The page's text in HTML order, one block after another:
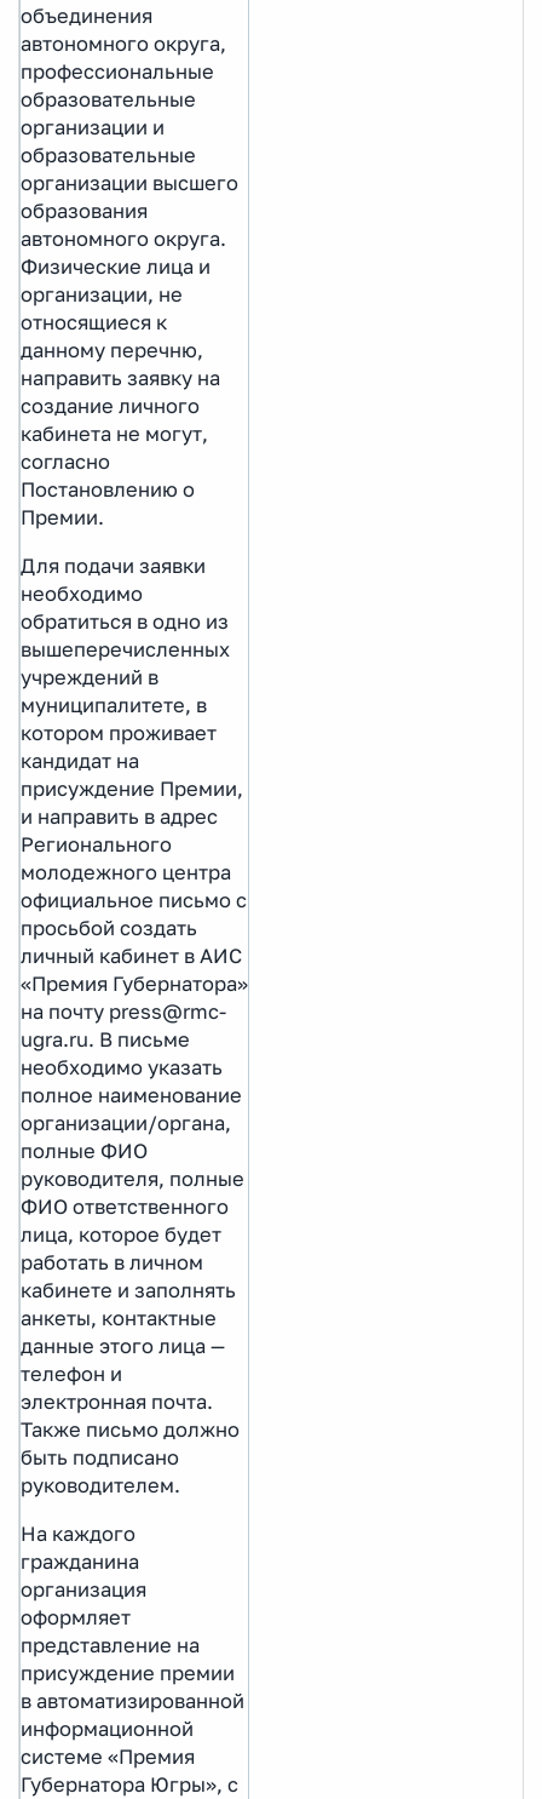
объединения
автономного округа,
профессиональные
образовательные
организации и
образовательные
организации высшего
образования
автономного округа.
Физические лица и
организации, не
относящиеся к
данному перечню,
направить заявку на
создание личного
кабинета не могут,
согласно
Постановлению о
Премии.
Для подачи заявки
необходимо
обратиться в одно из
вышеперечисленных
учреждений в
муниципалитете, в
котором проживает
кандидат на
присуждение Премии,
и направить в адрес
Регионального
молодежного центра
официальное письмо с
просьбой создать
личный кабинет в АИС
«Премия Губернатора»
на почту press@rmc-
ugra.ru. В письме
необходимо указать
полное наименование
организации/органа,
полные ФИО
руководителя, полные
ФИО ответственного
лица, которое будет
работать в личном
кабинете и заполнять
анкеты, контактные
данные этого лица —
телефон и
электронная почта.
Также письмо должно
быть подписано
руководителем.
На каждого
гражданина
организация
оформляет
представление на
присуждение премии
в автоматизированной
информационной
системе «Премия
Губернатора Югры», с